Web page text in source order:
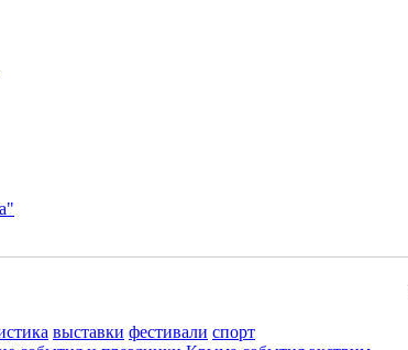
выставки фестивали спорт